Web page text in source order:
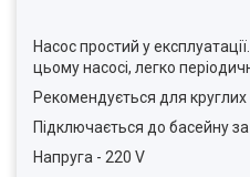
Насос простий у
цьому насосі, легко
Рекомендується для
Підключається до басейну
Напруга - 220 V